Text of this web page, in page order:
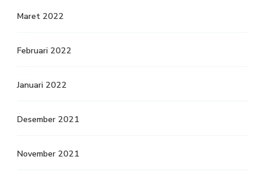
Maret 2022
Februari 2022
Januari 2022
Desember 2021
November 2021